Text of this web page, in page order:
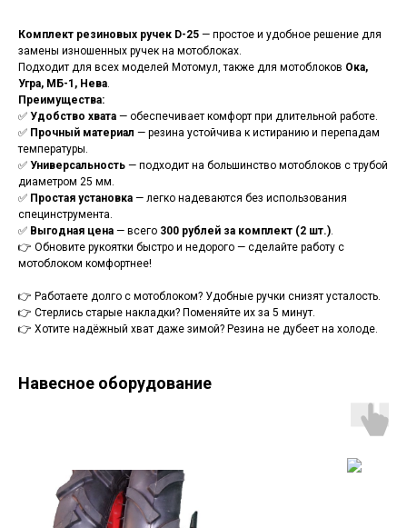
Комплект резиновых ручек D-25 — простое и удобное решение для
замены изношенных ручек на мотоблоках.
Подходит для всех моделей Мотомул, также для мотоблоков Ока,
Угра, МБ-1, Нева.
Преимущества:
✅ Удобство хвата — обеспечивает комфорт при длительной работе.
✅ Прочный материал — резина устойчива к истиранию и перепадам
температуры.
✅ Универсальность — подходит на большинство мотоблоков с трубой
диаметром 25 мм.
✅ Простая установка — легко надеваются без использования
специнструмента.
✅ Выгодная цена — всего 300 рублей за комплект (2 шт.).
👉 Обновите рукоятки быстро и недорого — сделайте работу с
мотоблоком комфортнее!
👉 Работаете долго с мотоблоком? Удобные ручки снизят усталость.
👉 Стерлись старые накладки? Поменяйте их за 5 минут.
👉 Хотите надёжный хват даже зимой? Резина не дубеет на холоде.
Навесное оборудование
Оставьте свои контакты - мы свяжемся с
вами, и ответим на все вопросы